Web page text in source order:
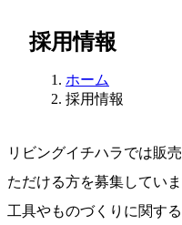
採用情報
ホーム
採用情報
リビングイチハラでは販
ただける方を募集していま
工具やものづくりに関す